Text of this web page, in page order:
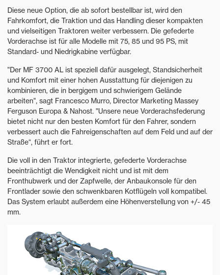
Diese neue Option, die ab sofort bestellbar ist, wird den
Fahrkomfort, die Traktion und das Handling dieser kompakten
und vielseitigen Traktoren weiter verbessern. Die gefederte
Vorderachse ist für alle Modelle mit 75, 85 und 95 PS, mit
Standard- und Niedrigkabine verfügbar.
"Der MF 3700 AL ist speziell dafür ausgelegt, Standsicherheit
und Komfort mit einer hohen Ausstattung für diejenigen zu
kombinieren, die in bergigem und schwierigem Gelände
arbeiten", sagt Francesco Murro, Director Marketing Massey
Ferguson Europa & Nahost. "Unsere neue Vorderachsfederung
bietet nicht nur den besten Komfort für den Fahrer, sondern
verbessert auch die Fahreigenschaften auf dem Feld und auf der
Straße“, führt er fort.
Die voll in den Traktor integrierte, gefederte Vorderachse
beeinträchtigt die Wendigkeit nicht und ist mit dem
Fronthubwerk und der Zapfwelle, der Anbaukonsole für den
Frontlader sowie den schwenkbaren Kotflügeln voll kompatibel.
Das System erlaubt außerdem eine Höhenverstellung von +/- 45
mm.